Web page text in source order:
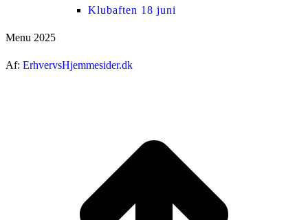
Klubaften 18 juni
Menu 2025
Af: ErhvervsHjemmesider.dk